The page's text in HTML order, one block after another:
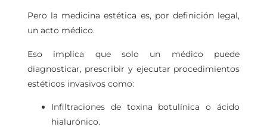
Pero la medicina estética es, por definición legal,
un acto médico.
Eso implica que solo un médico puede
diagnosticar, prescribir y ejecutar procedimientos
estéticos invasivos como:
Infiltraciones de toxina botulínica o ácido
hialurónico.